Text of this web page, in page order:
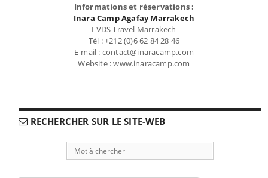
Informations et réservations :
Inara Camp Agafay Marrakech
LVDS Travel Marrakech
Tél : +212 (0)6 62 84 28 46
E-mail : contact@inaracamp.com
Website : www.inaracamp.com
RECHERCHER SUR LE SITE-WEB